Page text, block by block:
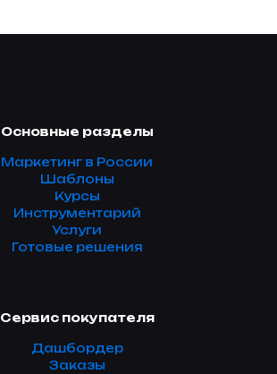
Основные разделы
Маркетинг в России
Шаблоны
Курсы
Инструментарий
Услуги
Готовые решения
Сервис покупателя
Дашбордер
Заказы